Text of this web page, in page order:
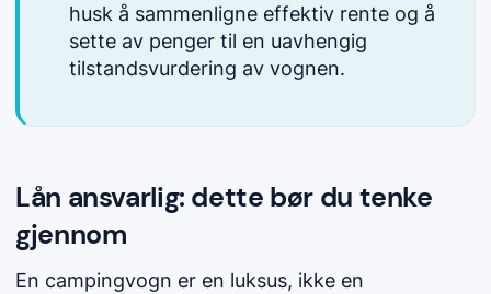
husk å sammenligne effektiv rente og å
sette av penger til en uavhengig
tilstandsvurdering av vognen.
Lån ansvarlig: dette bør du tenke
gjennom
En campingvogn er en luksus, ikke en